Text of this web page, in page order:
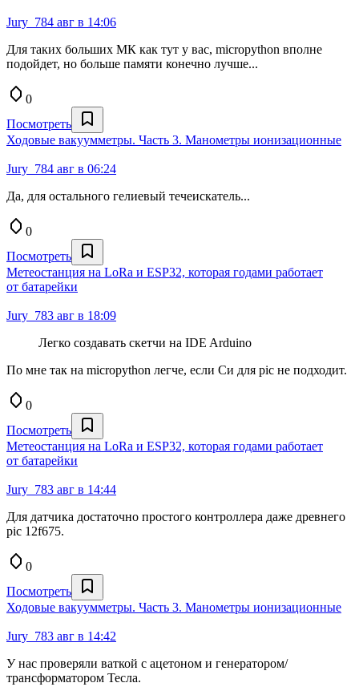
Jury_784 авг в 14:06
Для таких больших МК как тут у вас, micropython вполне
подойдет, но больше памяти конечно лучше...
0
Посмотреть
Ходовые вакуумметры. Часть 3. Манометры ионизационные
Jury_784 авг в 06:24
Да, для остального гелиевый течеискатель...
0
Посмотреть
Метеостанция на LoRa и ESP32, которая годами работает
от батарейки
Jury_783 авг в 18:09
Легко создавать скетчи на IDE Arduino
По мне так на micropython легче, если Си для pic не подходит.
0
Посмотреть
Метеостанция на LoRa и ESP32, которая годами работает
от батарейки
Jury_783 авг в 14:44
Для датчика достаточно простого контроллера даже древнего
pic 12f675.
0
Посмотреть
Ходовые вакуумметры. Часть 3. Манометры ионизационные
Jury_783 авг в 14:42
У нас проверяли ваткой с ацетоном и генератором/
трансформатором Тесла.